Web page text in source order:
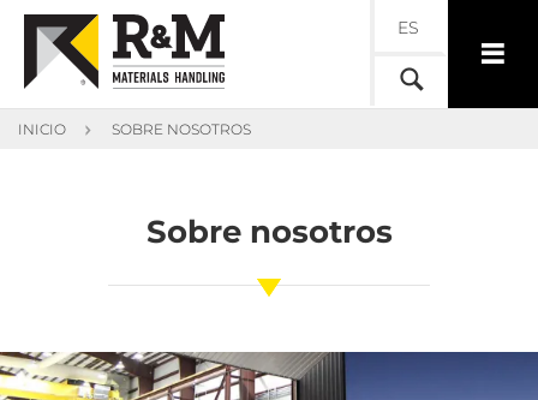
ES
INICIO SOBRE NOSOTROS
Sobre nosotros